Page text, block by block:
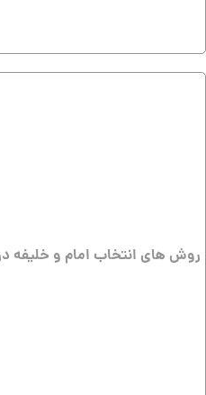
روش های انتخاب امام و خلیفه